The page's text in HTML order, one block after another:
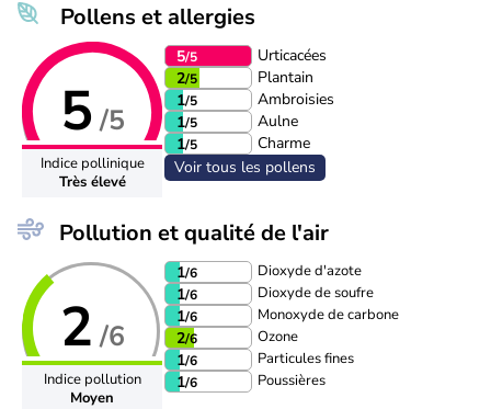
Pollens et allergies
5 /5
Indice pollinique
Très élevé
5/5
Urticacées
2/5
Plantain
1/5
Ambroisies
1/5
Aulne
1/5
Charme
Voir tous les pollens
Pollution et qualité de l'air
2 /6
Indice pollution
Moyen
1/6 Dioxyde d'azote
1/6 Dioxyde de soufre
1/6 Monoxyde de carbone
2/6 Ozone
1/6 Particules fines
1/6 Poussières